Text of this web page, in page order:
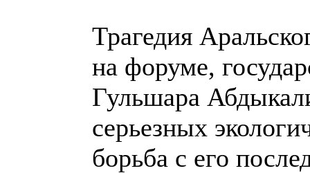
Трагедия
на форуме,
Гульшара
серьезных
борьба с его